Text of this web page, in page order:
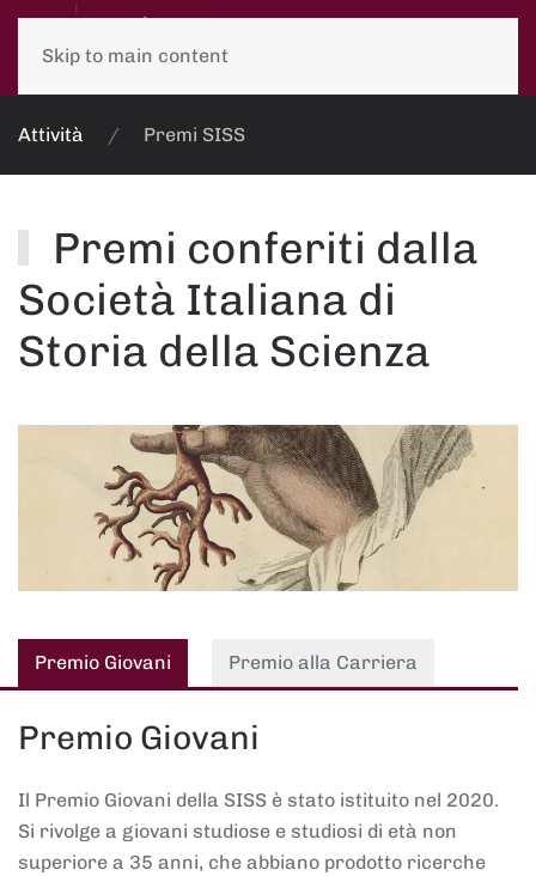
Skip to main content
Attività Premi SISS
Premi conferiti dalla
Società Italiana di
Storia della Scienza
Premio Giovani Premio alla Carriera
Premio Giovani
Il Premio Giovani della SISS è stato istituito nel 2020.
Si rivolge a giovani studiose e studiosi di età non
superiore a 35 anni, che abbiano prodotto ricerche